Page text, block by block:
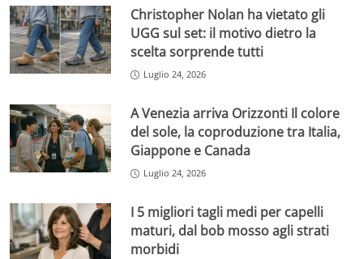
Christopher Nolan ha vietato gli
UGG sul set: il motivo dietro la
scelta sorprende tutti
Luglio 24, 2026
A Venezia arriva Orizzonti Il colore
del sole, la coproduzione tra Italia,
Giappone e Canada
Luglio 24, 2026
I 5 migliori tagli medi per capelli
maturi, dal bob mosso agli strati
morbidi